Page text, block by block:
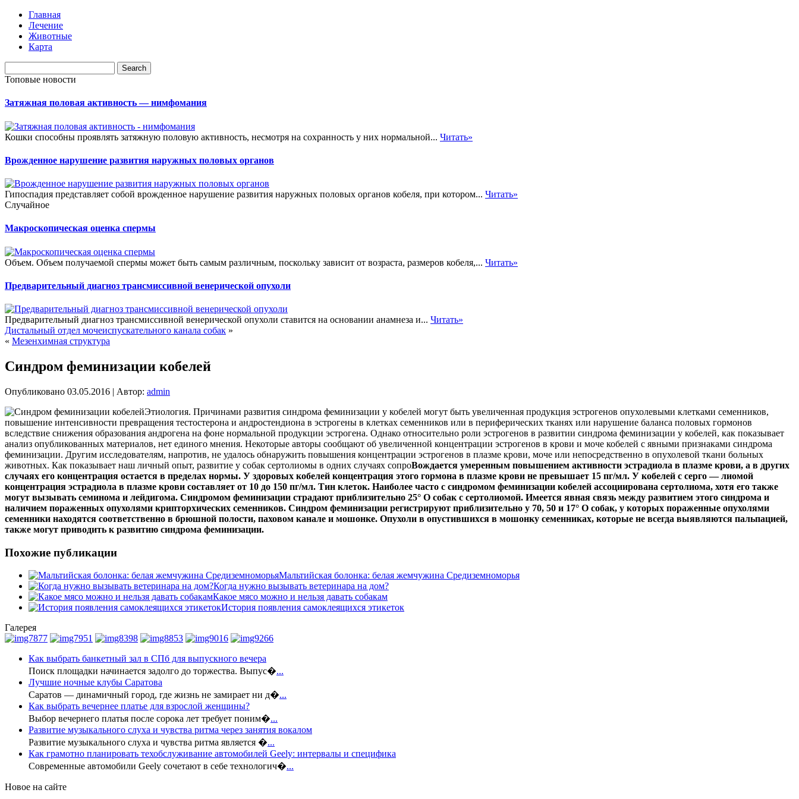
Главная
Лечение
Животные
Карта
Топовые новости
Затяжная половая активность — нимфомания
Кошки способны проявлять затяжную половую активность, несмотря на сохранность у них нормальной... Читать»
Врожденное нарушение развития наружных половых органов
Гипоспадия представляет собой врожденное нарушение развития наружных половых органов кобеля, при котором... Читать»
Случайное
Макроскопическая оценка спермы
Объем. Объем получаемой спермы может быть самым различным, поскольку зависит от возраста, размеров кобеля,... Читать»
Предварительный диагноз трансмиссивной венерической опухоли
Предварительный диагноз трансмиссивной венерической опухоли ставится на основании анамнеза и... Читать»
Дистальный отдел мочеиспускательного канала собак »
« Мезенхимная структура
Синдром феминизации кобелей
Опубликовано 03.05.2016 | Автор: admin
Этиология. Причинами развития синдрома феминизации у кобелей могут быть увеличенная продукция эстрогенов опухолевыми клетками семенников,
повышение интенсивности превращения тестостерона и андростендиона в эстрогены в клетках семенников или в периферических тканях или нарушение баланса половых гормонов
вследствие снижения образования андрогена на фоне нормальной продукции эстрогена. Однако относительно роли эстрогенов в развитии синдрома феминизации у кобелей, как показывает
анализ опубликованных материалов, нет единого мнения. Некоторые авторы сообщают об увеличенной концентрации эстрогенов в крови и моче кобелей с явными признаками синдрома
феминизации. Другим исследователям, напротив, не удалось обнаружить повышения концентрации эстрогенов в плазме крови, моче или непосредственно в опухолевой ткани больных
животных. Как показывает наш личный опыт, развитие у собак сертолиомы в одних случаях сопроВождается умеренным повышением активности эстрадиола в плазме крови, а в других
случаях его концентрация остается в пределах нормы. У здоровых кобелей концентрация этого гормона в плазме крови не превышает 15 пг/мл. У кобелей с серго — лиомой
концентрация эстрадиола в плазме крови составляет от 10 до 150 пг/мл. Тин клеток. Наиболее часто с синдромом феминизации кобелей ассоциирована сертолиома, хотя его также
могут вызывать семинома и лейдигома. Синдромом феминизации страдают приблизительно 25° О собак с сертолиомой. Имеется явная связь между развитием этого синдрома и
наличием пораженных опухолями крипторхических семенников. Синдром феминизации регистрируют приблизительно у 70, 50 и 17° О собак, у которых пораженные опухолями
семенники находятся соответственно в брюшной полости, паховом канале и мошонке. Опухоли в опустившихся в мошонку семенниках, которые не всегда выявляются пальпацией,
также могут приводить к развитию синдрома феминизации.
Похожие публикации
Мальтийская болонка: белая жемчужина Средиземноморья
Когда нужно вызывать ветеринара на дом?
Какое мясо можно и нельзя давать собакам
История появления самоклеящихся этикеток
Галерея
Как выбрать банкетный зал в СПб для выпускного вечера
Поиск площадки начинается задолго до торжества. Выпус�...
Лучшие ночные клубы Саратова
Саратов — динамичный город, где жизнь не замирает ни д�...
Как выбрать вечернее платье для взрослой женщины?
Выбор вечернего платья после сорока лет требует поним�...
Развитие музыкального слуха и чувства ритма через занятия вокалом
Развитие музыкального слуха и чувства ритма является �...
Как грамотно планировать техобслуживание автомобилей Geely: интервалы и специфика
Современные автомобили Geely сочетают в себе технологич�...
Новое на сайте